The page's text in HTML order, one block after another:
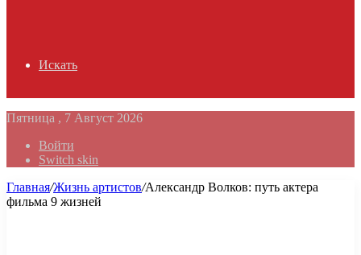
Искать
Пятница , 7 Август 2026
Войти
Switch skin
Главная/Жизнь артистов/Александр Волков: путь актера
фильма 9 жизней